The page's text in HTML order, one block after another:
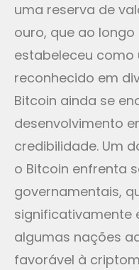
uma reserva de
ouro, que ao
estabeleceu como
reconhecido em
Bitcoin ainda se
desenvolvimento
credibilidade. Um
o Bitcoin enfrenta
governamentais,
significativamente
algumas nações
favorável à